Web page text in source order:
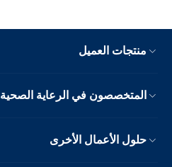
منتجات العميل
المتخصصون في الرعاية الصحية
حلول الأعمال الأخرى